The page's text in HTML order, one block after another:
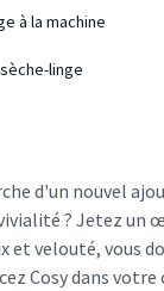
à la machine
linge
d'un nouvel
? Jetez un
et velouté, vous
Cosy dans